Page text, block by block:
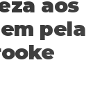
aos
pela